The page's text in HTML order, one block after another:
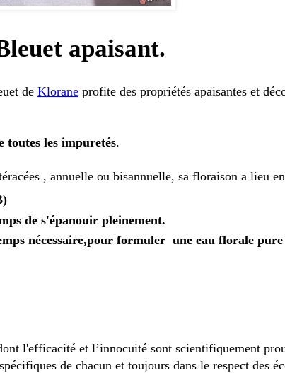
apaisant.
de Klorane profite des propriétés apaisantes et
toutes les impuretés.
, annuelle ou bisannuelle, sa floraison a lieu
de s'épanouir pleinement.
nécessaire,pour formuler une eau florale
l'efficacité et l’innocuité sont scientifiquement
de chacun et toujours dans le respect des